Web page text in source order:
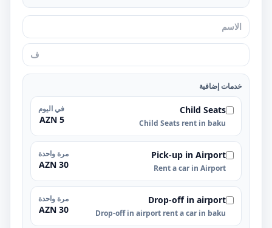
خدمات إضافية
Child Seats
Child Seats rent in baku
في اليوم
5 AZN
Pick-up in Airport
Rent a car in Airport
مرة واحدة
30 AZN
Drop-off in airport
Drop-off in airport rent a car in baku
مرة واحدة
30 AZN